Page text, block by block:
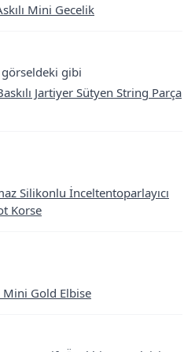
Mini Gecelik
gibi
Jartiyer Sütyen String Parça
Silikonlu İnceltentoparlayıcı
Korse
Mini Gold Elbise